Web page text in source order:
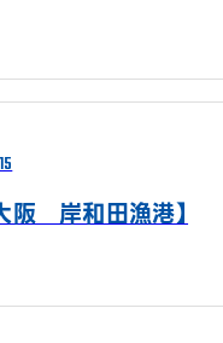
阪 岸和田漁港】